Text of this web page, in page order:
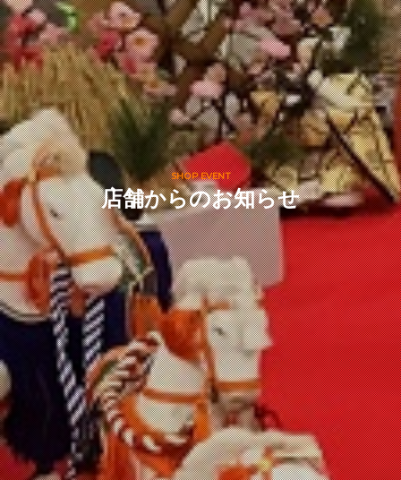
SHOP EVENT
店舗からのお知らせ